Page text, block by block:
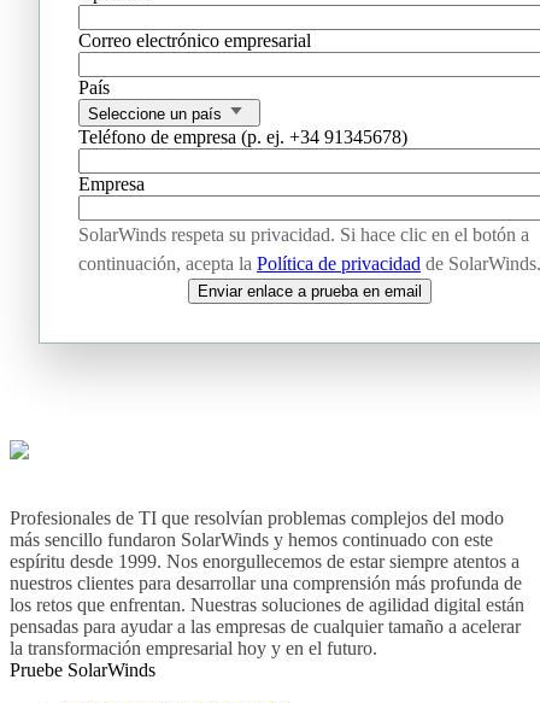
Correo electrónico empresarial
País
Seleccione un país
Teléfono de empresa (p. ej. +34 91345678)
Empresa
SolarWinds respeta su privacidad. Si hace clic en el botón a
continuación, acepta la Política de privacidad de SolarWinds.
Enviar enlace a prueba en email
Profesionales de TI que resolvían problemas complejos del modo
más sencillo fundaron SolarWinds y hemos continuado con este
espíritu desde 1999. Nos enorgullecemos de estar siempre atentos a
nuestros clientes para desarrollar una comprensión más profunda de
los retos que enfrentan. Nuestras soluciones de agilidad digital están
pensadas para ayudar a las empresas de cualquier tamaño a acelerar
la transformación empresarial hoy y en el futuro.
Pruebe SolarWinds